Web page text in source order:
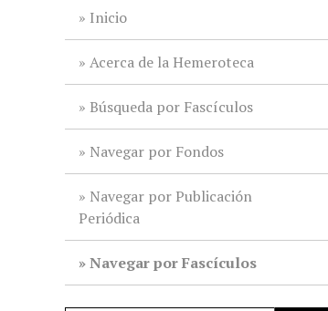
Inicio
Acerca de la Hemeroteca
Búsqueda por Fascículos
Navegar por Fondos
Navegar por Publicación
Periódica
Navegar por Fascículos